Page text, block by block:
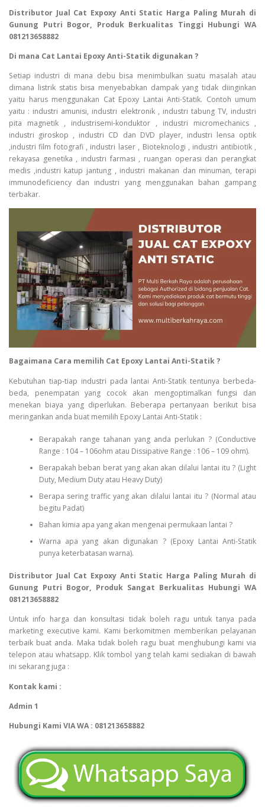
Distributor Jual Cat Expoxy Anti Static Harga Paling Murah di
Gunung Putri Bogor, Produk Berkualitas Tinggi Hubungi WA
081213658882
Di mana Cat Lantai Epoxy Anti-Statik digunakan ?
Setiap industri di mana debu bisa menimbulkan suatu masalah atau
dimana listrik statis bisa menyebabkan dampak yang tidak diinginkan
yaitu harus menggunakan Cat Epoxy Lantai Anti-Statik. Contoh umum
yaitu : industri amunisi, industri elektronik , industri tabung TV, industri
pita magnetik , industrisemi-konduktor , industri micromechanics ,
industri giroskop , industri CD dan DVD player, industri lensa optik
,industri film fotografi , industri laser , Bioteknologi , industri antibiotik ,
rekayasa genetika , industri farmasi , ruangan operasi dan perangkat
medis ,industri katup jantung , industri makanan dan minuman, terapi
immunodeficiency dan industri yang menggunakan bahan gampang
terbakar.
Bagaimana Cara memilih Cat Epoxy Lantai Anti-Statik ?
Kebutuhan tiap-tiap industri pada lantai Anti-Statik tentunya berbeda-
beda, penempatan yang cocok akan mengoptimalkan fungsi dan
menekan biaya yang diperlukan. Beberapa pertanyaan berikut bisa
meringankan anda buat memilih Epoxy Lantai Anti-Statik :
Berapakah range tahanan yang anda perlukan ? (Conductive
Range : 104 – 106ohm atau Dissipative Range : 106 – 109 ohm).
Berapakah beban berat yang akan akan dilalui lantai itu ? (Light
Duty, Medium Duty atau Heavy Duty)
Berapa sering traffic yang akan dilalui lantai itu ? (Normal atau
begitu Padat)
Bahan kimia apa yang akan mengenai permukaan lantai ?
Warna apa yang akan digunakan ? (Epoxy Lantai Anti-Statik
punya keterbatasan warna).
Distributor Jual Cat Expoxy Anti Static Harga Paling Murah di
Gunung Putri Bogor, Produk Sangat Berkualitas Hubungi WA
081213658882
Untuk info harga dan konsultasi tidak boleh ragu untuk tanya pada
marketing executive kami. Kami berkomitmen memberikan pelayanan
terbaik buat anda. Maka tidak boleh ragu buat menghubungi kami via
telepon atau whatsapp. Klik tombol yang telah kami sediakan di bawah
ini sekarang juga :
Kontak kami :
Admin 1
Hubungi Kami VIA WA : 081213658882